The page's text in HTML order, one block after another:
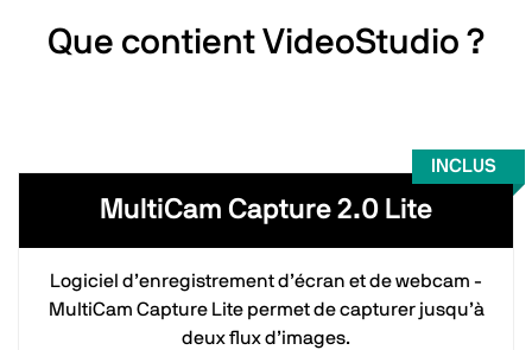
Que contient VideoStudio ?
INCLUS
MultiCam Capture 2.0 Lite
Logiciel d’enregistrement d’écran et de webcam -
MultiCam Capture Lite permet de capturer jusqu’à
deux flux d’images.